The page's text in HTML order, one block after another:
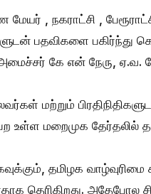
மேயர் , நகராட்சி ,
பதவிகளை
கே என் நேரு, ஏ.வ.
மற்றும்
உள்ள மறைமுக தேர்தலில்
தமிழக
தெரிகிறது. அதேபோல